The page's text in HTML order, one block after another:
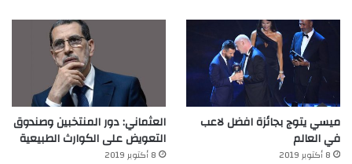
ميسي يتوج بجائزة افضل لاعب
في العالم‎
8 أكتوبر 2019
العثماني: دور المنتخبين وصندوق
التعويض على الكوارث الطبيعية
8 أكتوبر 2019